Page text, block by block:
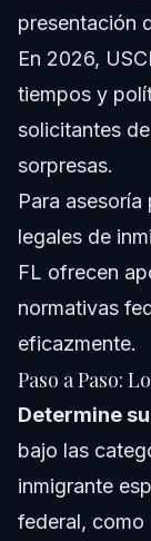
presentación
En 2026,
tiempos y
solicitantes
sorpresas.
Para asesoría
legales de
FL ofrecen
normativas
eficazmente.
Paso a Paso:
Determine
bajo las
inmigrante
federal,